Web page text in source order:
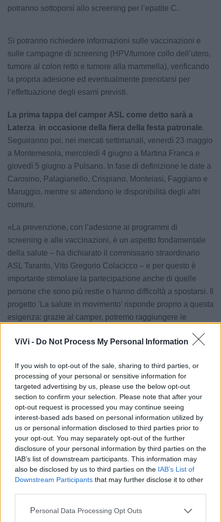
ViVi - Do Not Process My Personal Information
If you wish to opt-out of the sale, sharing to third parties, or
processing of your personal or sensitive information for
targeted advertising by us, please use the below opt-out
section to confirm your selection. Please note that after your
opt-out request is processed you may continue seeing
interest-based ads based on personal information utilized by
us or personal information disclosed to third parties prior to
your opt-out. You may separately opt-out of the further
disclosure of your personal information by third parties on the
IAB’s list of downstream participants. This information may
also be disclosed by us to third parties on the IAB’s List of
Downstream Participants that may further disclose it to other
Personal Data Processing Opt Outs
potranno sottoporsi allo screening per l’epatite C.
Si potranno richiedere informazioni sulle vaccinazioni e
sulle campagne di screening (HPV/tumore collo dell’utero,
tumore al colon retto e tumore alla mammella), verificando
la propria adesione ed eventualmente prenotarsi per
l’effettuazione degli esami previsti.
La prima tappa del camper ASL come detto sarà a
Laterza in occasione della fiera della festa patronale.
Seguiranno poi, nei mercati settimanali, venerdì 23 maggio
a Montemesola, mercoledì 4 giugno a Martina Franca e
giovedì 5 giugno a Pulsano. In fase di definizione le date a
Carosino, Palagianello, Crispiano, Monteiasi, Faggiano e
Maruggio, mentre si attendono le disponibilità degli altri
comuni.
«La prevenzione, con l’adesione ai programmi di
screening e alle vaccinazioni, è un aspetto fondamentale
della salute – ha dichiarato il commissario straordinario
ASL Taranto, Vito Gregorio Colacicco – e per questo è
importante stimolare la partecipazione anche di quelle
persone che sono più restie o hanno difficoltà a spostarsi. Il
progetto ‘La salute in movimento’ risponde proprio a questa
esigenza: grazie al camper, potremo raggiungere le
Abbiamo invitato tutti i comuni della provincia ad aderire e,
portare il camper in tutta la provincia».
Le notizie del giorno sul tuo smartphone
Ricevi gratuitamente ogni giorno le notizie della tua
città direttamente sul tuo smartphone. Scarica Telegram
eclicca qui
LE INFO UTILI DI LATERZA